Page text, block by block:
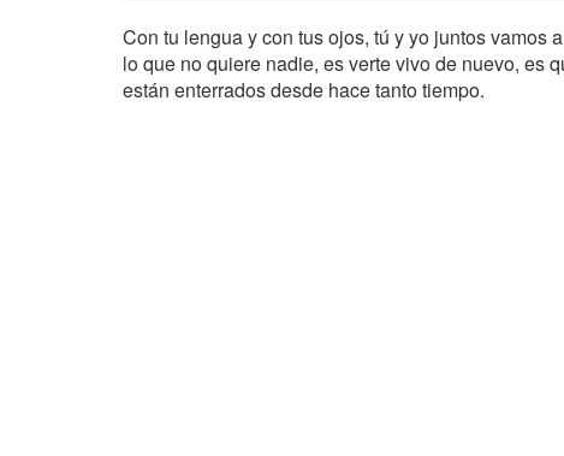
Con tu lengua y con tus ojos, tú y yo juntos vamos
lo que no quiere nadie, es verte vivo de nuevo, es
están enterrados desde hace tanto tiempo.